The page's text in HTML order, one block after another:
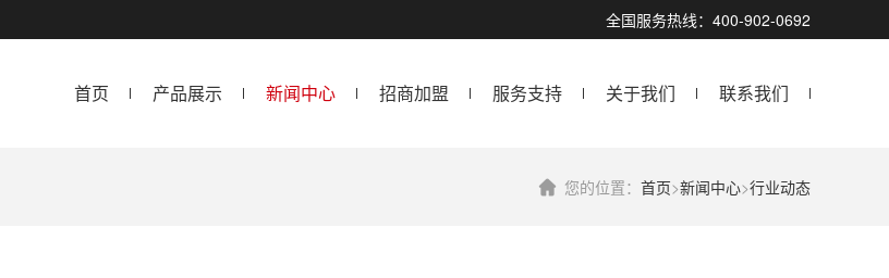
全国服务热线：400-902-0692
首页 产品展示 新闻中心 招商加盟 服务支持 关于我们 联系我们
您的位置： 首页>新闻中心>行业动态